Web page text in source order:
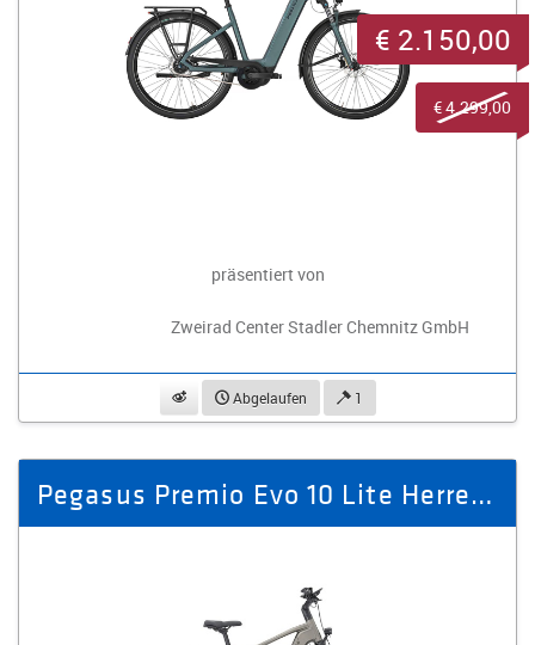
präsentiert von
Zweirad Center Stadler Chemnitz GmbH
beobachtenAbgelaufen 1
€ 2.150,00
€ 4.299,00
Pegasus Premio Evo 10 Lite Herren bronze